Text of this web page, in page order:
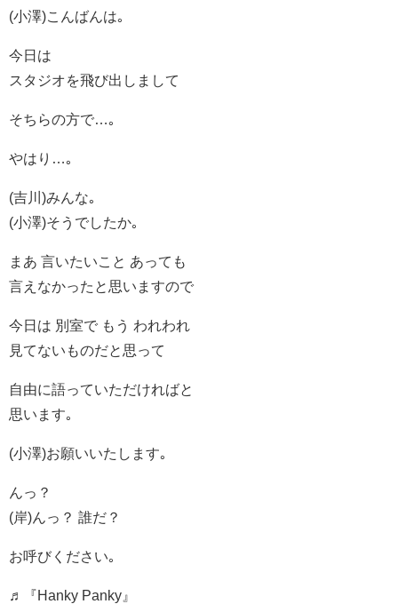
(小澤)こんばんは｡
今日は
スタジオを飛び出しまして
そちらの方で…｡
やはり…｡
(吉川)みんな｡
(小澤)そうでしたか｡
まあ 言いたいこと あっても
言えなかったと思いますので
今日は 別室で もう われわれ
見てないものだと思って
自由に語っていただければと
思います｡
(小澤)お願いいたします｡
んっ？
(岸)んっ？ 誰だ？
お呼びください｡
♬『Hanky Panky』